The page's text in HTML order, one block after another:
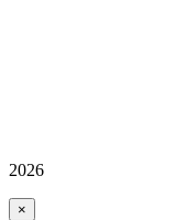
2026
×